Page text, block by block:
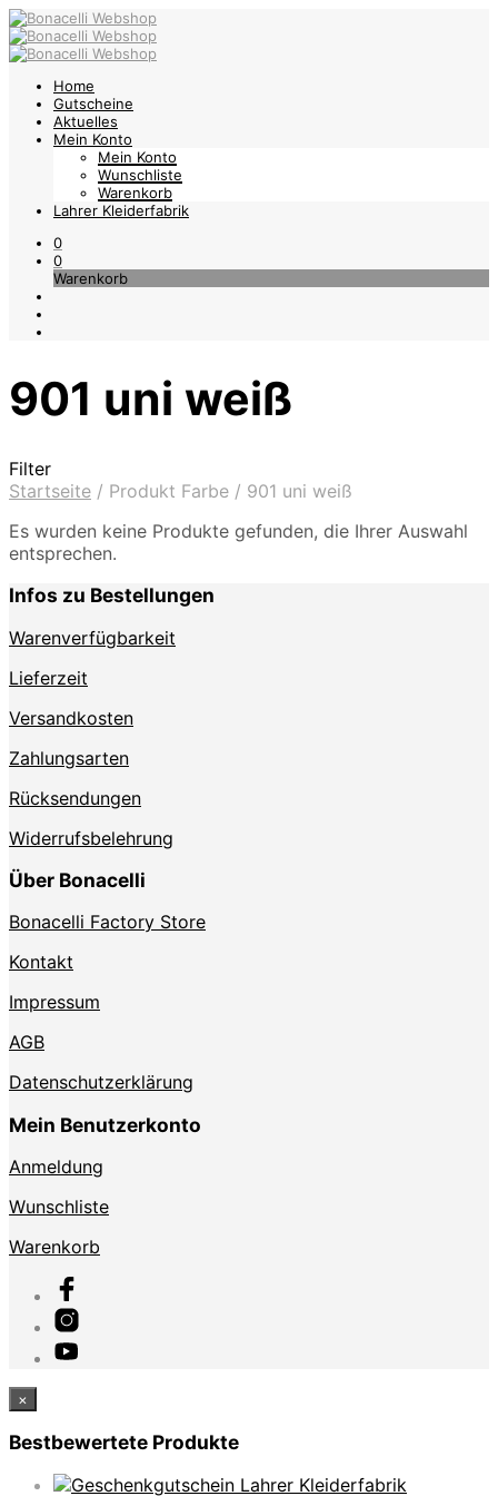
Home
Gutscheine
Aktuelles
Mein Konto
Mein Konto
Wunschliste
Warenkorb
Lahrer Kleiderfabrik
0
0
Warenkorb
901 uni weiß
Filter
Startseite / Produkt Farbe / 901 uni weiß
Es wurden keine Produkte gefunden, die Ihrer Auswahl
entsprechen.
Infos zu Bestellungen
Warenverfügbarkeit
Lieferzeit
Versandkosten
Zahlungsarten
Rücksendungen
Widerrufsbelehrung
Über Bonacelli
Bonacelli Factory Store
Kontakt
Impressum
AGB
Datenschutzerklärung
Mein Benutzerkonto
Anmeldung
Wunschliste
Warenkorb
×
Bestbewertete Produkte